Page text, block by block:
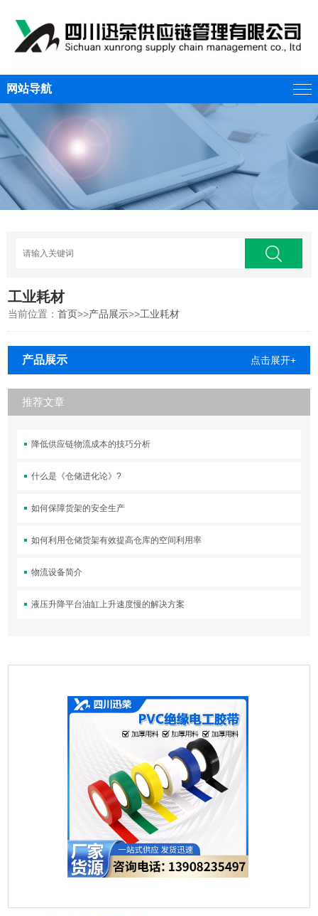
网站导航
工业耗材
当前位置：首页>>产品展示>>工业耗材
产品展示 点击展开+
推荐文章
降低供应链物流成本的技巧分析
什么是《仓储进化论》?
如何保障货架的安全生产
如何利用仓储货架有效提高仓库的空间利用率
物流设备简介
液压升降平台油缸上升速度慢的解决方案